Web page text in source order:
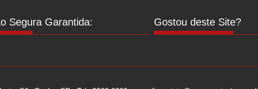
Segura Garantida: Gostou deste Site?